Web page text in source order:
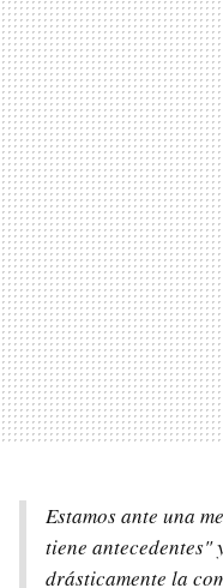
Estamos ante una
tiene antecedentes"
drásticamente la